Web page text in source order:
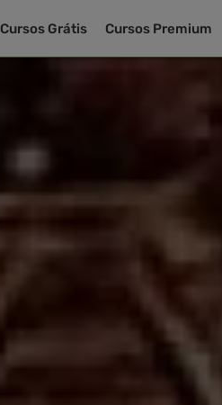
Cursos Grátis Cursos Premium